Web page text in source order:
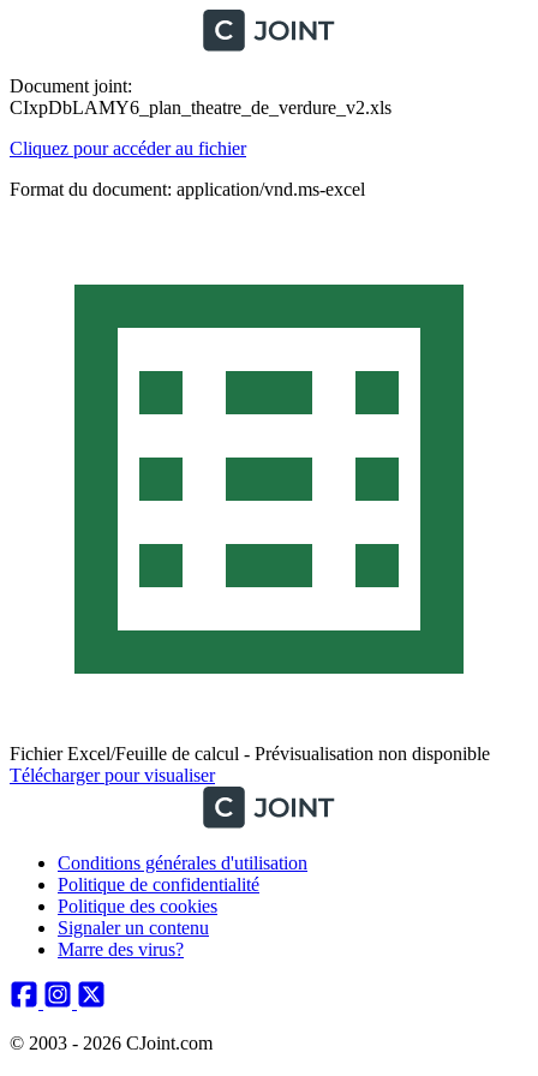
Document joint:
CIxpDbLAMY6_plan_theatre_de_verdure_v2.xls
Cliquez pour accéder au fichier
Format du document: application/vnd.ms-excel
Fichier Excel/Feuille de calcul - Prévisualisation non disponible
Télécharger pour visualiser
Conditions générales d'utilisation
Politique de confidentialité
Politique des cookies
Signaler un contenu
Marre des virus?
© 2003 - 2026 CJoint.com